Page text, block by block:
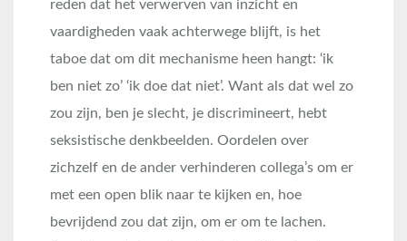
reden dat het verwerven van inzicht en
vaardigheden vaak achterwege blijft, is het
taboe dat om dit mechanisme heen hangt: ‘ik
ben niet zo’ ‘ik doe dat niet’. Want als dat wel zo
zou zijn, ben je slecht, je discrimineert, hebt
seksistische denkbeelden. Oordelen over
zichzelf en de ander verhinderen collega’s om er
met een open blik naar te kijken en, hoe
bevrijdend zou dat zijn, om er om te lachen.